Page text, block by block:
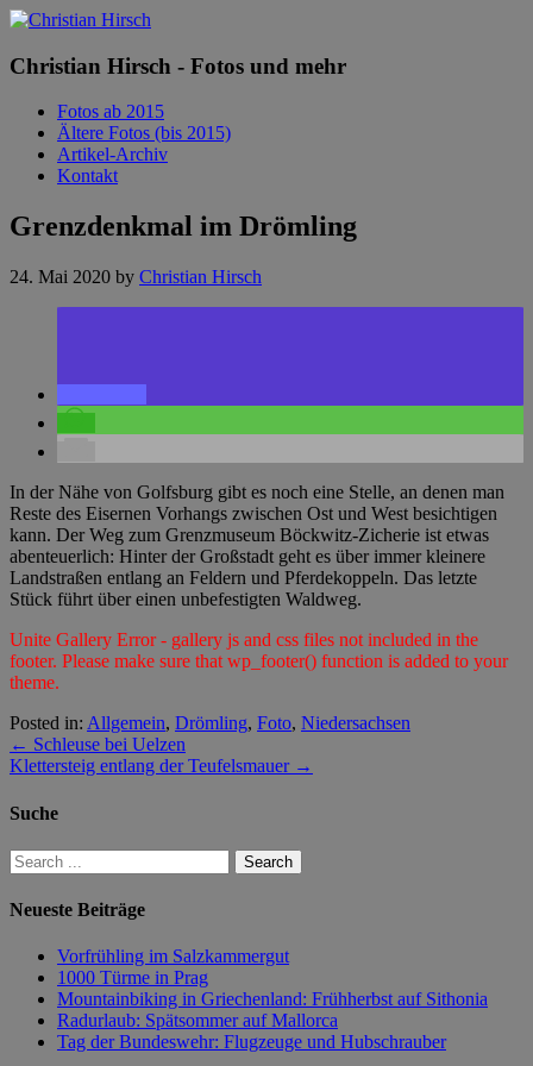
Christian Hirsch - Fotos und mehr
Fotos ab 2015
Ältere Fotos (bis 2015)
Artikel-Archiv
Kontakt
Grenzdenkmal im Drömling
24. Mai 2020 by Christian Hirsch
In der Nähe von Golfsburg gibt es noch eine Stelle, an denen man
Reste des Eisernen Vorhangs zwischen Ost und West besichtigen
kann. Der Weg zum Grenzmuseum Böckwitz-Zicherie ist etwas
abenteuerlich: Hinter der Großstadt geht es über immer kleinere
Landstraßen entlang an Feldern und Pferdekoppeln. Das letzte
Stück führt über einen unbefestigten Waldweg.
Unite Gallery Error - gallery js and css files not included in the
footer. Please make sure that wp_footer() function is added to your
theme.
Posted in: Allgemein, Drömling, Foto, Niedersachsen
← Schleuse bei Uelzen
Klettersteig entlang der Teufelsmauer →
Suche
Neueste Beiträge
Vorfrühling im Salzkammergut
1000 Türme in Prag
Mountainbiking in Griechenland: Frühherbst auf Sithonia
Radurlaub: Spätsommer auf Mallorca
Tag der Bundeswehr: Flugzeuge und Hubschrauber